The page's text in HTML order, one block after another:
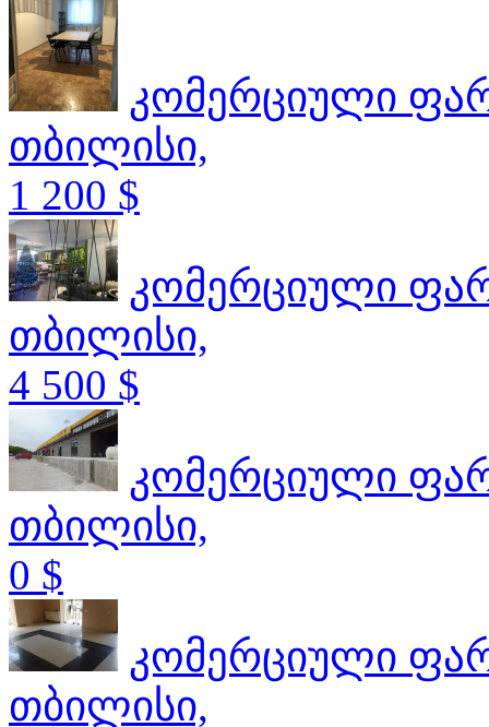
კომერციული
თბილისი,
1 200 $
კომერციული
თბილისი,
4 500 $
კომერციული
თბილისი,
0 $
კომერციული
თბილისი,